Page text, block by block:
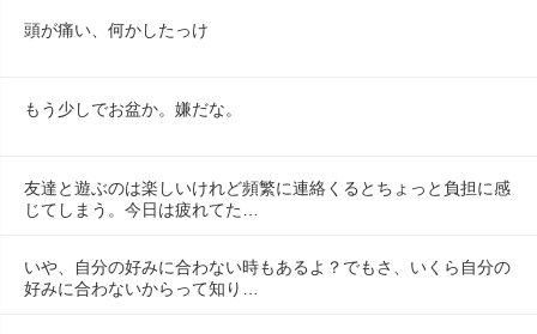
頭が痛い、何かしたっけ
もう少しでお盆か。嫌だな。
友達と遊ぶのは楽しいけれど頻繁に連絡くるとちょっと負担に感
じてしまう。今日は疲れてた…
いや、自分の好みに合わない時もあるよ？でもさ、いくら自分の
好みに合わないからって知り…